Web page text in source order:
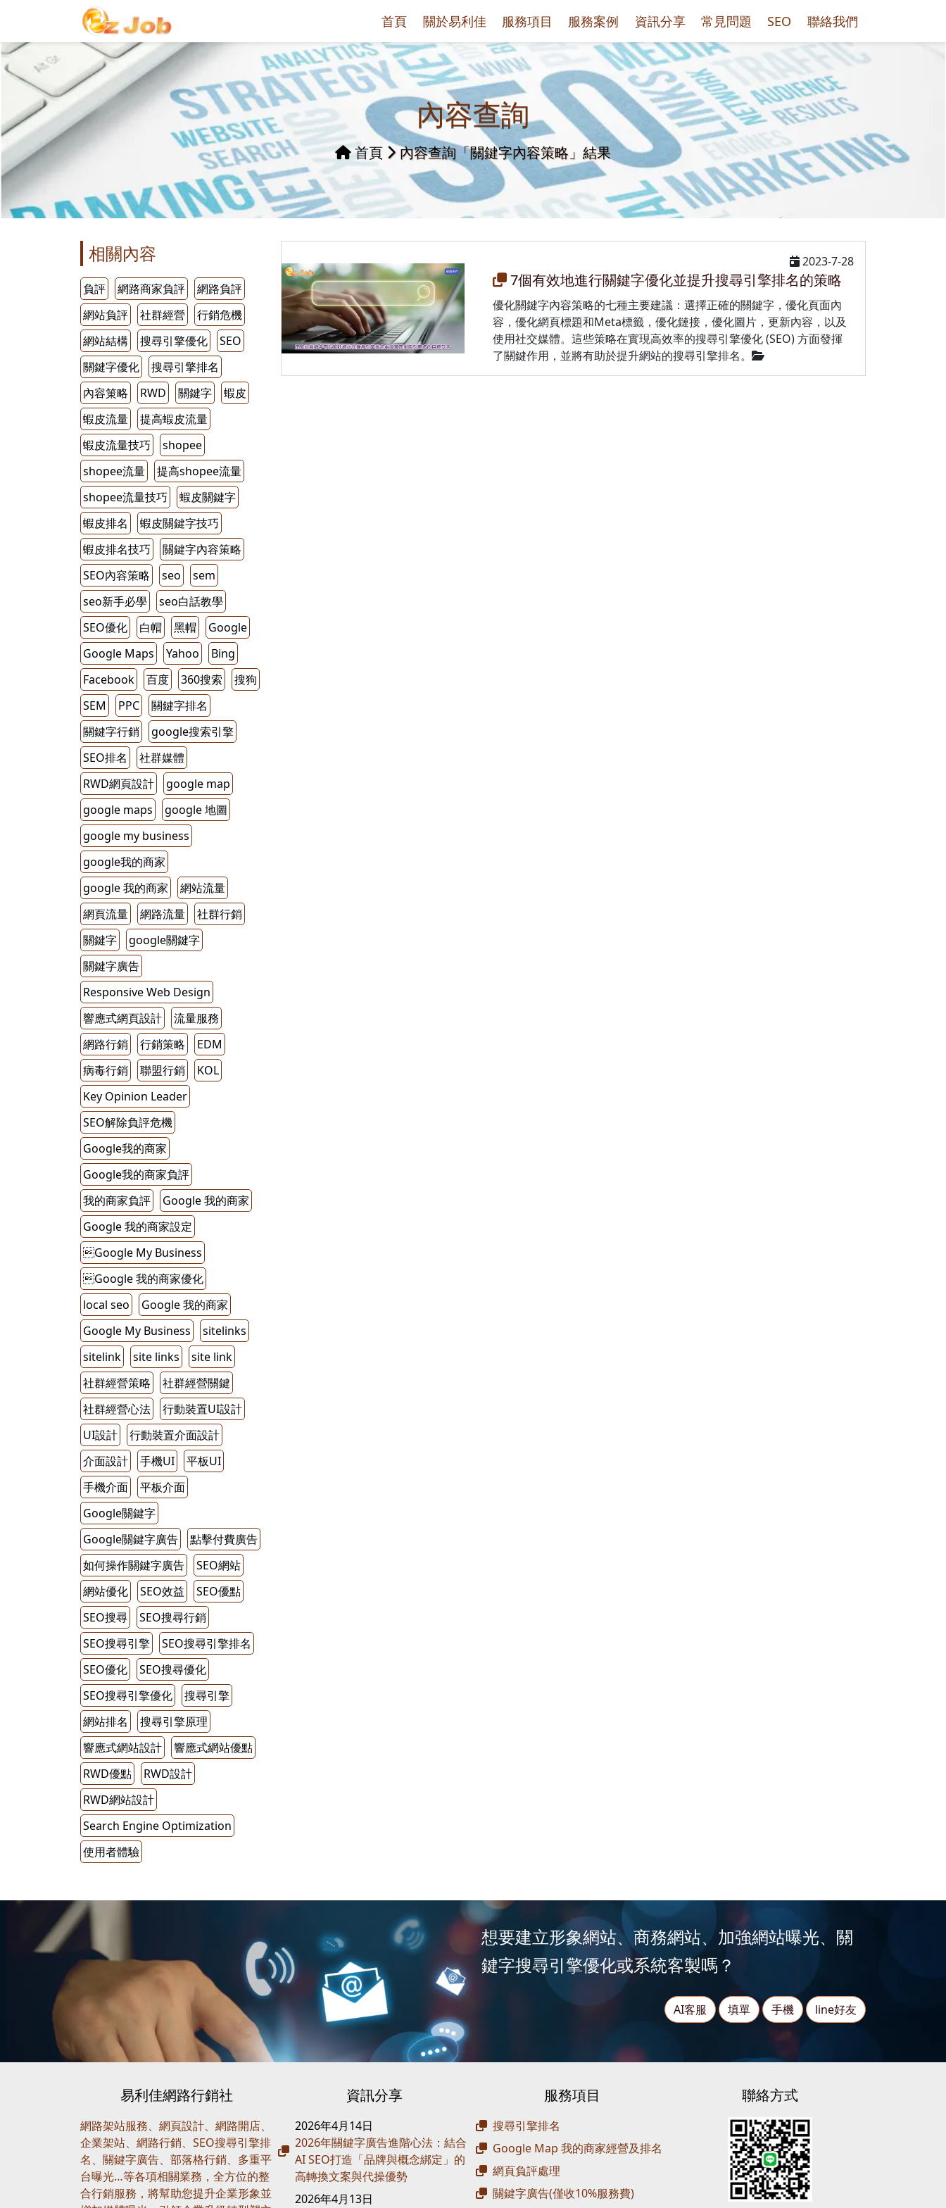
首頁 關於易利佳 服務項目 服務案例 資訊分享 常見問題 SEO 聯絡我們
內容查詢
首頁 內容查詢「關鍵字內容策略」結果
相關內容
負評 網路商家負評
網路負評
網站負評
社群經營
行銷危機
網站結構
搜尋引擎優化
SEO
關鍵字優化
搜尋引擎排名
內容䇿略
RWD 關鍵字
蝦皮
蝦皮流量
提高蝦皮流量
蝦皮流量技巧
shopee
shopee流量
提高shopee流量
shopee流量技巧
蝦皮關鍵字
蝦皮排名
蝦皮關鍵字技巧
蝦皮排名技巧
關鍵字內容策略
SEO內容策略
seo
sem
seo新手必學
seo白話教學
SEO優化
白帽 黑帽
Google
Google Maps
Yahoo
Bing
Facebook
百度 360搜索
搜狗
SEM
PPC
關鍵字排名
關鍵字行銷
google搜索引擎
SEO排名
社群媒體
RWD網頁設計
google map
google maps
google 地圖
google my business
google我的商家
google 我的商家
網站流量
網頁流量
網路流量
社群行銷
關鍵字
google關鍵字
關鍵字廣告
Responsive Web Design
響應式網頁設計
流量服務
網路行銷
行銷策略
EDM
病毒行銷
聯盟行銷
KOL
Key Opinion Leader
SEO解除負評危機
Google我的商家
Google我的商家負評
我的商家負評
Google 我的商家
Google 我的商家設定
Google My Business
Google 我的商家優化
local seo
Google 我的商家
Google My Business
sitelinks
sitelink
site links
site link
社群經營策略
社群經營關鍵
社群經營心法
行動裝置UI設計
UI設計
行動裝置介面設計
介面設計
手機UI
平板UI
手機介面
平板介面
Google關鍵字
Google關鍵字廣告
點擊付費廣告
如何操作關鍵字廣告
SEO網站
網站優化
SEO效益
SEO優點
SEO搜尋
SEO搜尋行銷
SEO搜尋引擎
SEO搜尋引擎排名
SEO優化
SEO搜尋優化
SEO搜尋引擎優化
搜尋引擎
網站排名
搜尋引擎原理
響應式網站設計
響應式網站優點
RWD優點
RWD設計
RWD網站設計
Search Engine Optimization
使用者體驗
2023-7-28
7個有效地進行關鍵字優化並提升搜尋引擎排名的策略
優化關鍵字內容策略的七種主要建議：選擇正確的關鍵字，優化頁面內
容，優化網頁標題和Meta標籤，優化鏈接，優化圖片，更新內容，以及
使用社交媒體。這些策略在實現高效率的搜尋引擎優化 (SEO) 方面發揮
了關鍵作用，並將有助於提升網站的搜尋引擎排名。
想要建立形象網站、商務網站、加強網站曝光、關
鍵字搜尋引擎優化或系統客製嗎？
AI客服 填單 手機 line好友
易利佳網路行銷社
網路架站服務、網頁設計、網路開店、
企業架站、網路行銷、SEO搜尋引擎排
名、關鍵字廣告、部落格行銷、多重平
台曝光…等各項相關業務，全方位的整
合行銷服務，將幫助您提升企業形象並
資訊分享
2026年4月14日
2026年關鍵字廣告進階心法：結合
AI SEO打造「品牌與概念綁定」的
高轉換文案與代操優勢
2026年4月13日
服務項目
搜尋引擎排名
Google Map 我的商家經營及排名
網頁負評處理
關鍵字廣告(僅收10%服務費)
聯絡方式